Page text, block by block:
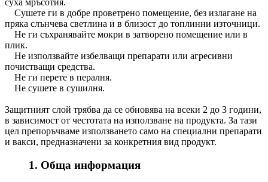
суха мръсотия.
Сушете ги в добре проветрено помещение, без излагане на
пряка слънчева светлина и в близост до топлинни източници.
Не ги съхранявайте мокри в затворено помещение или в
плик.
Не използвайте избелващи препарати или агресивни
почистващи средства.
Не ги перете в пералня.
Не сушете в сушилня.
Защитният слой трябва да се обновява на всеки 2 до 3 години,
в зависимост от честотата на използване на продукта. За тази
цел препоръчваме използването само на специални препарати
и вакси, предназначени за конкретния вид продукт.
1. Обща информация